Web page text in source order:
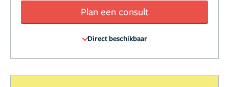
Plan een consult
Direct beschikbaar